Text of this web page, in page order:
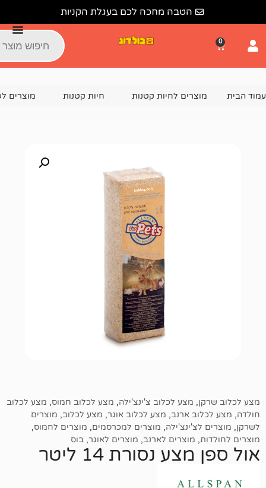
הטבה מחכה לכם בעגלת הקניות
לחיות קטנות חיות קטנות מוצרים לשרקן מצע
,מצע לכלוב צ'ינצ'ילה,מצע לכלוב חמוס ,מצע לכלוב
ארנב, מצע לכלוב אוגר, מצע לכלוב,מוצרים
,מוצרים למכרסמים,מוצרים לחמוס,
מוצרים לארנב,מוצרים לאוגר,בוס
נסורת 14 ליטר